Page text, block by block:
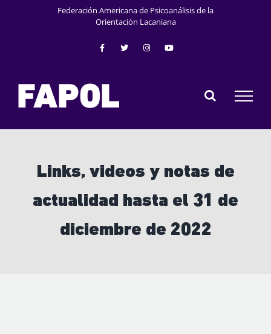
Federación Americana de Psicoanálisis de la
Orientación Lacaniana
Links, videos y notas de
actualidad hasta el 31 de
diciembre de 2022